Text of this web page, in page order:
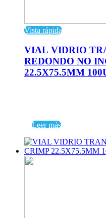
Vista rápida
VIAL VIDRIO
REDONDO NO
22.5X75.5MM
Leer más